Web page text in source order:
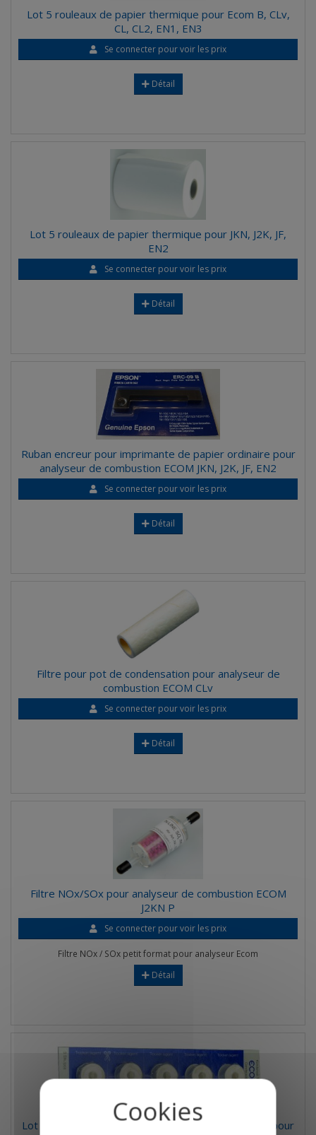
Lot 5 rouleaux de papier thermique pour Ecom B, CLv,
CL, CL2, EN1, EN3
Se connecter pour voir les prix
Détail
Lot 5 rouleaux de papier thermique pour JKN, J2K, JF,
EN2
Se connecter pour voir les prix
Détail
Ruban encreur pour imprimante de papier ordinaire pour
analyseur de combustion ECOM JKN, J2K, JF, EN2
Se connecter pour voir les prix
Détail
Filtre pour pot de condensation pour analyseur de
combustion ECOM CLv
Se connecter pour voir les prix
Détail
Filtre NOx/SOx pour analyseur de combustion ECOM
J2KN P
Se connecter pour voir les prix
Filtre NOx / SOx petit format pour analyseur Ecom
Détail
Lot de 5 filtres tampons pour pot de condensation pour